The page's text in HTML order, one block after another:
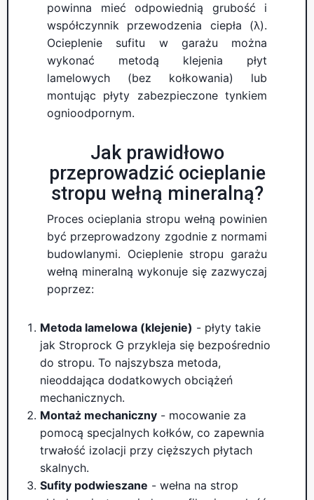
powinna mieć odpowiednią grubość i
współczynnik przewodzenia ciepła (λ).
Ocieplenie sufitu w garażu można
wykonać metodą klejenia płyt
lamelowych (bez kołkowania) lub
montując płyty zabezpieczone tynkiem
ognioodpornym.
Jak prawidłowo
przeprowadzić ocieplanie
stropu wełną mineralną?
Proces ocieplania stropu wełną powinien
być przeprowadzony zgodnie z normami
budowlanymi. Ocieplenie stropu garażu
wełną mineralną wykonuje się zazwyczaj
poprzez:
Metoda lamelowa (klejenie) - płyty takie
jak Stroprock G przykleja się bezpośrednio
do stropu. To najszybsza metoda,
nieoddająca dodatkowych obciążeń
mechanicznych.
Montaż mechaniczny - mocowanie za
pomocą specjalnych kołków, co zapewnia
trwałość izolacji przy cięższych płytach
skalnych.
Sufity podwieszane - wełna na strop